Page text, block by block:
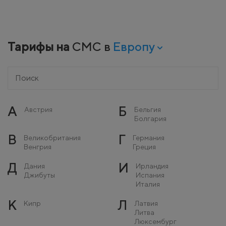
Тарифы на СМС в Европу
А Австрия Б
Бельгия
Болгария
В
Великобритания
Венгрия
Г
Германия
Греция
Д
Дания
Джибуты
И
Ирландия
Испания
Италия
К Кипр Л
Латвия
Литва
Люксембург